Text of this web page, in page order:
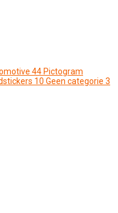
44 Pictogram
10 Geen categorie 3